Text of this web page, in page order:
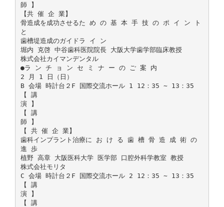
師 】
【共 催 企 業】
骨造成を成功させるた め の 基 本 手 技 の ポ イ ン ト
と
歯槽堤造成のガイドラ イ ン
堀内 克啓 中谷歯科医院院長 大阪大学歯学部臨床教授
株式会社カイマンデンタル
●ラ ン チ ョ ン セ ミ ナ ー の ご 案 内
2 月 1 日（日）
B 会場 時計台２F 国際交流ホール 1 12：35 ∼ 13：35
【 講
演 】
【 講
師 】
【 共 催 企 業】
歯科インプラント治療に お け る 歯 槽 骨 造 成 術 の
進 歩
植野 高章 大阪医科大学 医学部 口腔外科学教室 教授
株式会社モリタ
C 会場 時計台２F 国際交流ホール 2 12：35 ∼ 13：35
【 講
演 】
【 講